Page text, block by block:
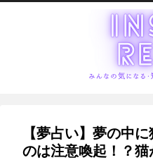
【夢占い】夢の中
のは注意喚起！？